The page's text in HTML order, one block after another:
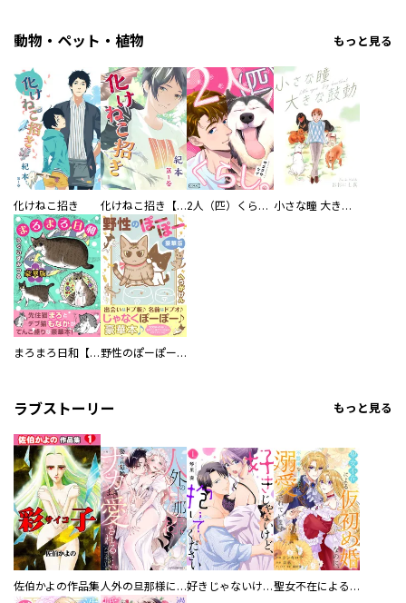
動物・ペット・植物 もっと見る
化けねこ招き 化けねこ招き【描きおろし付合冊版】 2人（匹）くらし。 小さな瞳 大きな鼓動
まろまろ日和【豪華版】 野性のぽーぽー【豪華版】
ラブストーリー もっと見る
佐伯かよの作品集 人外の旦那様に娶られ毎晩ナカまで愛される…。アンソロジー 好きじゃないけど、抱いてください【電子単行本版／特典おまけ付き】 聖女不在による仮初め婚なのに、不器用な王太子に溺愛されています【電子単行本版／特典おまけ付き】